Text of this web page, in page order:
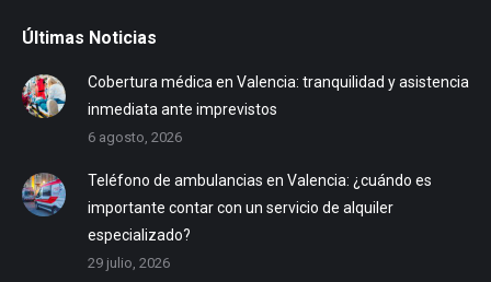
Últimas Noticias
Cobertura médica en Valencia: tranquilidad y asistencia
inmediata ante imprevistos
6 agosto, 2026
Teléfono de ambulancias en Valencia: ¿cuándo es
importante contar con un servicio de alquiler
especializado?
29 julio, 2026